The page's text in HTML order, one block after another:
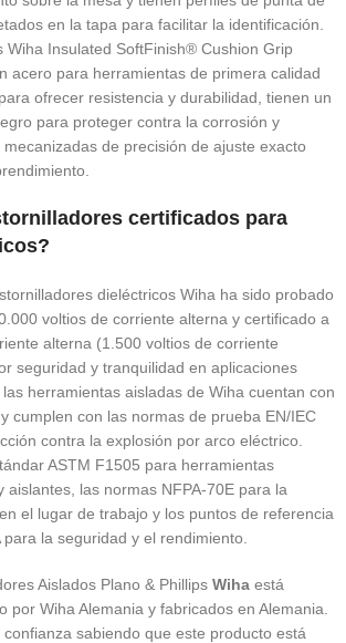
en la tapa para facilitar la identificación.
Wiha Insulated SoftFinish® Cushion Grip
acero para herramientas de primera calidad
ofrecer resistencia y durabilidad, tienen un
para proteger contra la corrosión y
de precisión de ajuste exacto
certificados para
dieléctricos Wiha ha sido probado
voltios de corriente alterna y certificado a
alterna (1.500 voltios de corriente
seguridad y tranquilidad en aplicaciones
herramientas aisladas de Wiha cuentan con
cumplen con las normas de prueba EN/IEC
contra la explosión por arco eléctrico.
ASTM F1505 para herramientas
aislantes, las normas NFPA-70E para la
el lugar de trabajo y los puntos de referencia
la seguridad y el rendimiento.
Aislados Plano & PhillipsWiha está
por Wiha Alemania y fabricados en Alemania.
sabiendo que este producto está